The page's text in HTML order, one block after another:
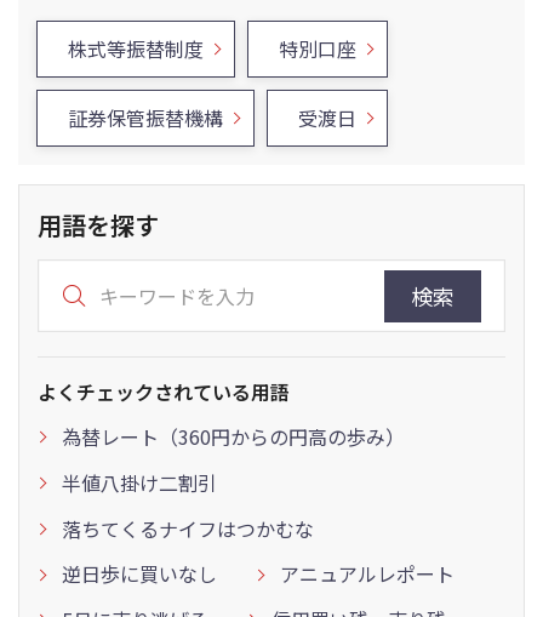
株式等振替制度 特別口座
証券保管振替機構 受渡日
用語を探す
検索
よくチェックされている用語
為替レート（360円からの円高の歩み）
半値八掛け二割引
落ちてくるナイフはつかむな
逆日歩に買いなし
アニュアルレポート